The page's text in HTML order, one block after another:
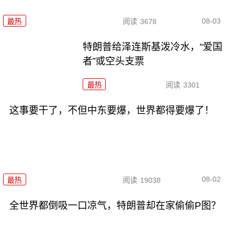
最热 阅读 3678 08-03
特朗普给泽连斯基泼冷水，“爱国
者”或空头支票
最热 阅读 3301
这事要干了，不但中东要爆，世界都得要爆了！
最热 阅读 19038 08-02
全世界都倒吸一口凉气，特朗普却在家偷偷P图？